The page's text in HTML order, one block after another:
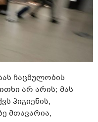
ჩაცმულობის
არ არის; მას
ჰიგიენის,
მთავარია,